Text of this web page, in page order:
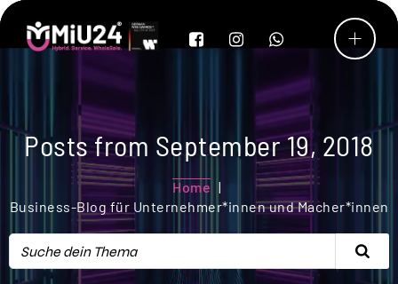
Posts from September 19, 2018
Home
Business-Blog für Unternehmer*innen und Macher*innen